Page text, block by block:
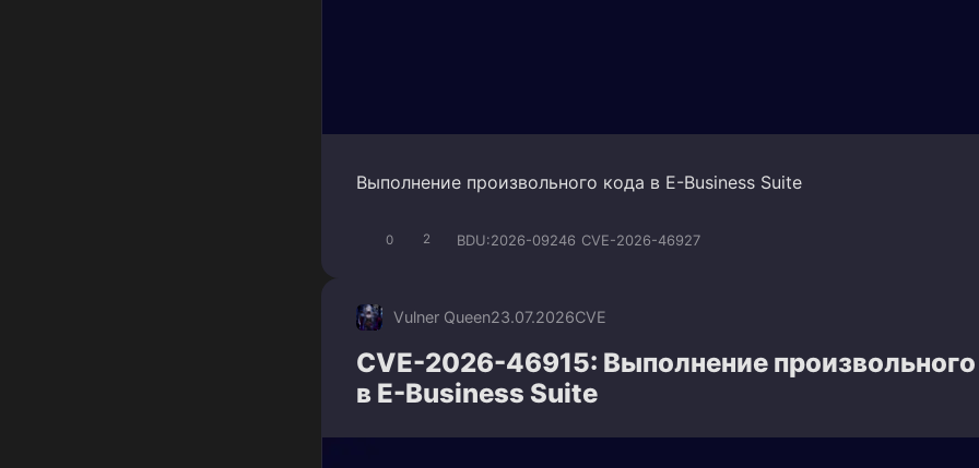
Выполнение произвольного кода в E-Business Suite
0 2 BDU:2026-09246 CVE-2026-46927
Vulner Queen23.07.2026CVE
CVE-2026-46915: Выполнение произвольного
в E-Business Suite